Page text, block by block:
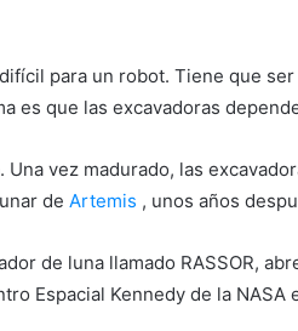
para un robot. Tiene que
es que las excavadoras
vez madurado, las
de Artemis , unos años
de luna llamado RASSOR,
Espacial Kennedy de la NASA